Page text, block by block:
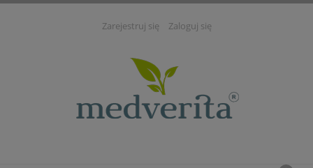
Zarejestruj się Zaloguj się